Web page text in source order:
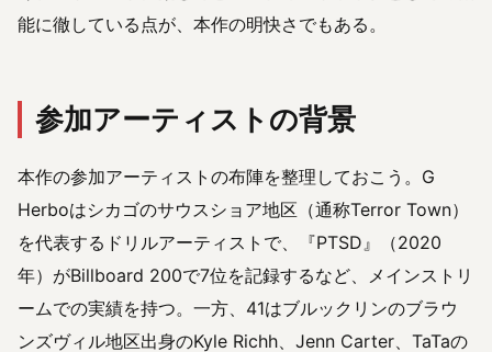
能に徹している点が、本作の明快さでもある。
参加アーティストの背景
本作の参加アーティストの布陣を整理しておこう。G
Herboはシカゴのサウスショア地区（通称Terror Town）
を代表するドリルアーティストで、『PTSD』（2020
年）がBillboard 200で7位を記録するなど、メインストリ
ームでの実績を持つ。一方、41はブルックリンのブラウ
ンズヴィル地区出身のKyle Richh、Jenn Carter、TaTaの